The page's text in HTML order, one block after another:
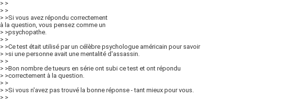
> >
> >
> >Si vous avez répondu correctement
à la question, vous pensez comme un
> >psychopathe.
> >
> >Ce test était utilisé par un célèbre psychologue américain pour savoir
> >si une personne avait une mentalité d'assassin.
> >
> >Bon nombre de tueurs en série ont subi ce test et ont répondu
> >correctement à la question.
> >
> >Si vous n'avez pas trouvé la bonne réponse - tant mieux pour vous.
> >